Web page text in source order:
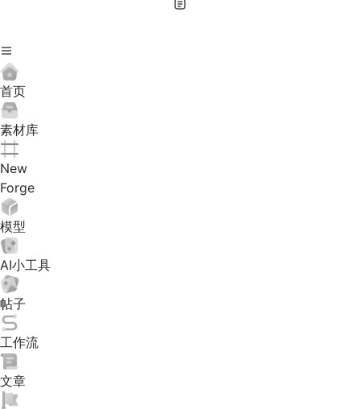
首页
素材库
New
Forge
模型
AI小工具
帖子
工作流
文章